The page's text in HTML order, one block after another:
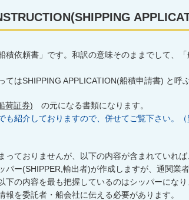
積依頼書」です。和訳の意味そのままでして、
てはSHIPPING APPLICATION(船積申請書) と呼
荷証券) の元になる書類になります。
も紹介しておりますので、併せてご覧下さい。
っておりませんが、以下の内容が含まれていれば
パー(SHIPPER, 輸出者)が作成しますが、通関業
下の内容を最も把握しているのはシッパーにな
報を委託者・船会社に伝える必要があります。